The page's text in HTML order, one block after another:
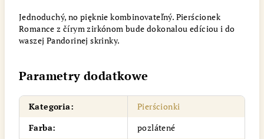
Jednoduchý, no pięknie kombinovateľný. Pierścionek
Romance z čírym zirkónom bude dokonalou edíciou i do
waszej Pandorinej skrinky.
Parametry dodatkowe
Kategoria:
Pierścionki
Farba:
pozlátené